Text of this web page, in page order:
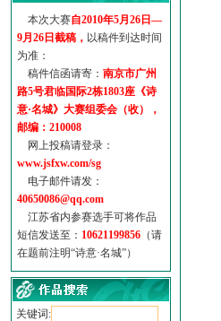
地铁完美呈现【诗意·名城...
参赛作品多达5000多首
“诗意·名城”晒诗会
特别通知--致广大诗词爱好...
本次大赛自2010年5月26日—
9月26日截稿， 以稿件到达时间
为准：
稿件信函请寄： 南京市广州
路5号君临国际2栋1803座《诗
意·名城》大赛组委会（收），
邮编：210008
网上投稿请登录：
www.jsfxw.com/sg
电子邮件请发：
40650086@qq.com
江苏省内参赛选手可将作品
短信发送至： 10621199856 （请
在题前注明“诗意·名城”）
关键词: